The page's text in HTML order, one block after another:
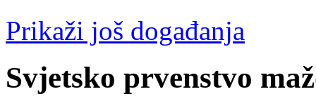
Prikaži još događanja
Svjetsko prvenstvo